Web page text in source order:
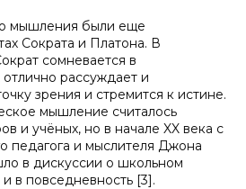
мышления были еще
Сократа и Платона. В
сомневается в
рассуждает и
зрения и стремится к истине.
мышление считалось
и учёных, но в начале XX века с
педагога и мыслителя Джона
в дискуссии о школьном
в повседневность [3].